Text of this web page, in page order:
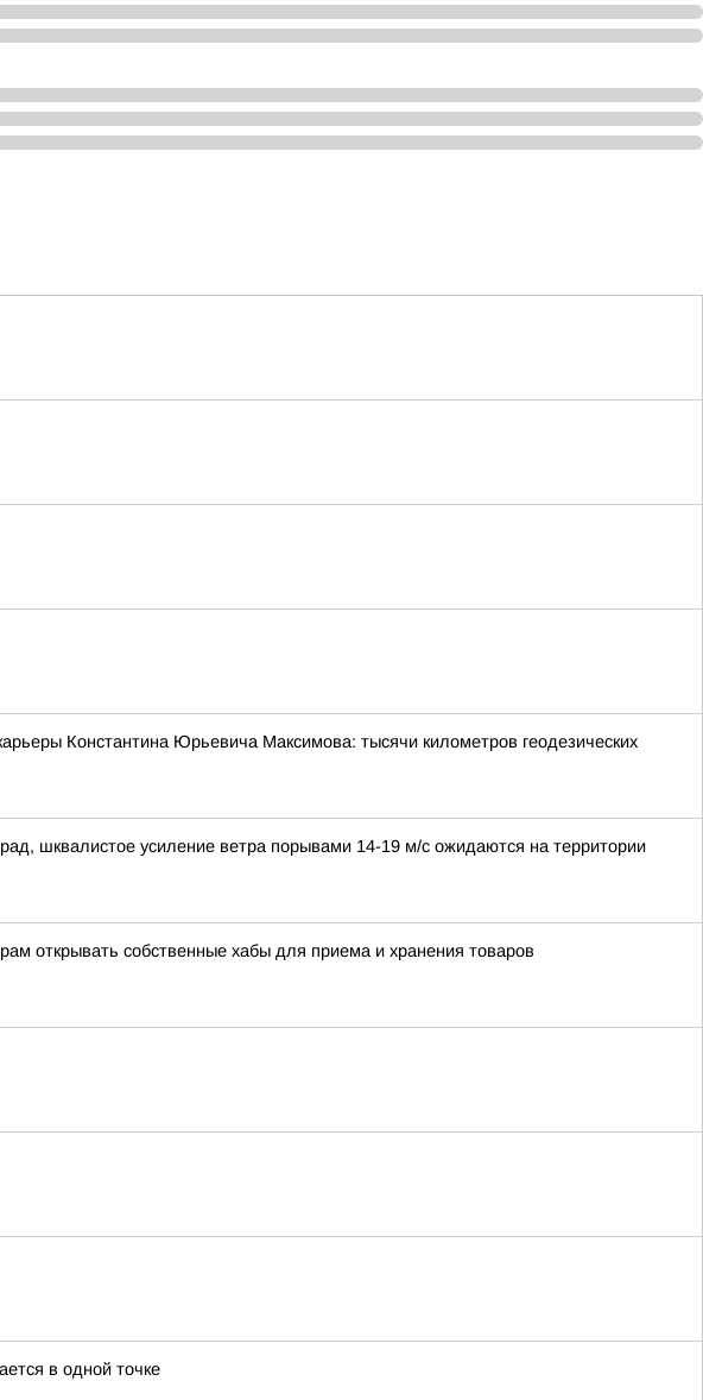
Константина Юрьевича Максимова: тысячи километров геодезических
шквалистое усиление ветра порывами 14-19 м/с ожидаются на территории
открывать собственные хабы для приема и хранения товаров
в одной точке